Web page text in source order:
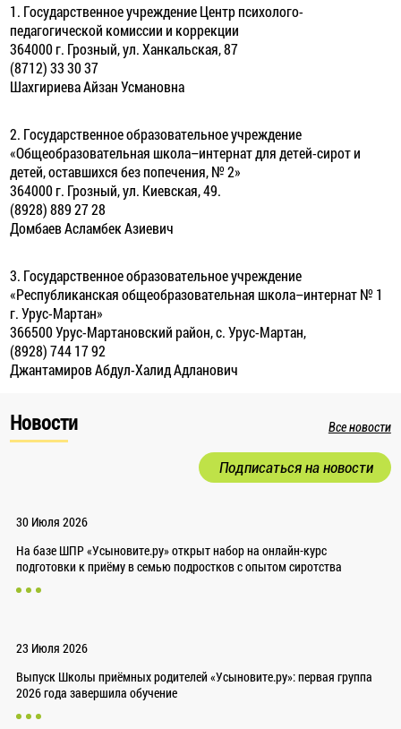
1. Государственное учреждение Центр психолого-
педагогической комиссии и коррекции
364000 г. Грозный, ул. Ханкальская, 87
(8712) 33 30 37
Шахгириева Айзан Усмановна
2. Государственное образовательное учреждение
«Общеобразовательная школа–интернат для детей-сирот и
детей, оставшихся без попечения, № 2»
364000 г. Грозный, ул. Киевская, 49.
(8928) 889 27 28
Домбаев Асламбек Азиевич
3. Государственное образовательное учреждение
«Республиканская общеобразовательная школа–интернат № 1
г. Урус-Мартан»
366500 Урус-Мартановский район, с. Урус-Мартан,
(8928) 744 17 92
Джантамиров Абдул-Халид Адланович
Новости Все новости
Подписаться на новости
30 Июля 2026
На базе ШПР «Усыновите.ру» открыт набор на онлайн-курс
подготовки к приёму в семью подростков с опытом сиротства
23 Июля 2026
Выпуск Школы приёмных родителей «Усыновите.ру»: первая группа
2026 года завершила обучение